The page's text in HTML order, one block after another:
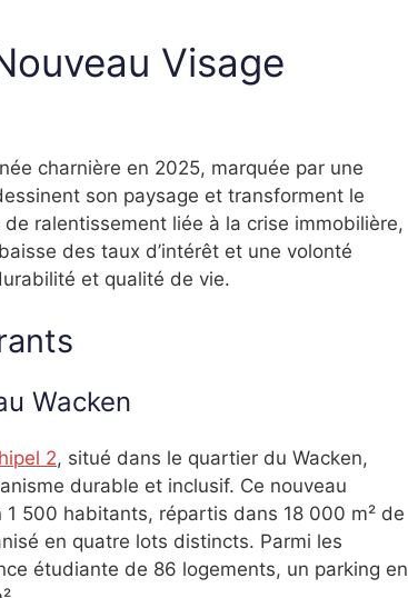
Visage
charnière en 2025, marquée par une
son paysage et transforment le
ralentissement liée à la crise immobilière,
des taux d’intérêt et une volonté
et qualité de vie.
Wacken
2, situé dans le quartier du Wacken,
durable et inclusif. Ce nouveau
500 habitants, répartis dans 18 000 m² de
en quatre lots distincts. Parmi les
étudiante de 86 logements, un parking en